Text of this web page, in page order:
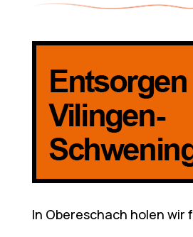
In Obereschach holen wir